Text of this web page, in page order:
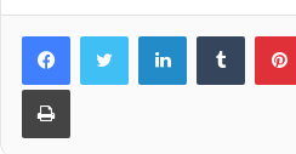
LinkedInTumblr
Yazdır